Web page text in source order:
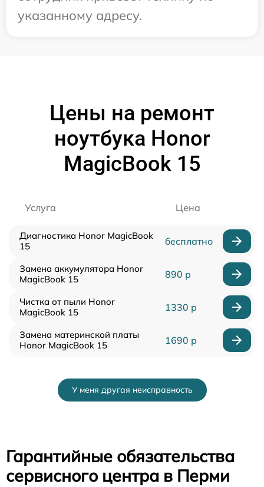
указанному адресу.
Цены на ремонт
ноутбука Honor
MagicBook 15
Услуга Цена
Диагностика Honor MagicBook
15
бесплатно
Замена аккумулятора Honor
MagicBook 15
890 р
Чистка от пыли Honor
MagicBook 15
1330 р
Замена материнской платы
Honor MagicBook 15
1690 р
У меня другая неисправность
Гарантийные обязательства
сервисного центра в Перми